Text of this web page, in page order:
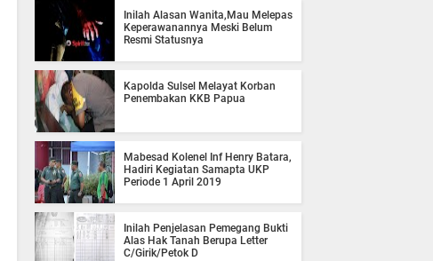
Inilah Alasan Wanita,Mau Melepas
Keperawanannya Meski Belum
Resmi Statusnya
Kapolda Sulsel Melayat Korban
Penembakan KKB Papua
Mabesad Kolenel Inf Henry Batara,
Hadiri Kegiatan Samapta UKP
Periode 1 April 2019
Inilah Penjelasan Pemegang Bukti
Alas Hak Tanah Berupa Letter
C/Girik/Petok D